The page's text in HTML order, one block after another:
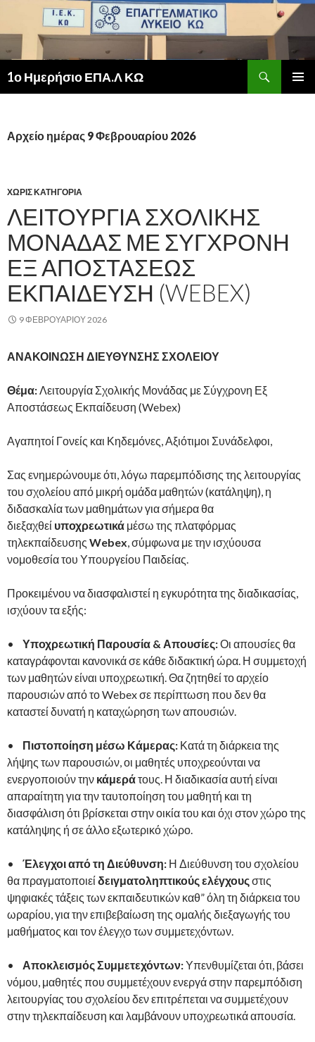
1ο Ημερήσιο ΕΠΑ.Λ ΚΩ
Αρχείο ημέρας 9 Φεβρουαρίου 2026
ΧΩΡΊΣ ΚΑΤΗΓΟΡΊΑ
ΛΕΙΤΟΥΡΓΊΑ ΣΧΟΛΙΚΉΣ
ΜΟΝΆΔΑΣ ΜΕ ΣΎΓΧΡΟΝΗ
ΕΞ ΑΠΟΣΤΆΣΕΩΣ
ΕΚΠΑΊΔΕΥΣΗ (WEBEX)
9 ΦΕΒΡΟΥΑΡΊΟΥ 2026
ΑΝΑΚΟΙΝΩΣΗ ΔΙΕΥΘΥΝΣΗΣ ΣΧΟΛΕΙΟΥ
Θέμα:Λειτουργία Σχολικής Μονάδας με Σύγχρονη Εξ
Αποστάσεως Εκπαίδευση (Webex)
Αγαπητοί Γονείς και Κηδεμόνες, Αξιότιμοι Συνάδελφοι,
Σας ενημερώνουμε ότι, λόγω παρεμπόδισης της λειτουργίας
του σχολείου από μικρή ομάδα μαθητών (κατάληψη), η
διδασκαλία των μαθημάτων για σήμερα θα
διεξαχθεί υποχρεωτικά μέσω της πλατφόρμας
τηλεκπαίδευσης Webex, σύμφωνα με την ισχύουσα
νομοθεσία του Υπουργείου Παιδείας.
Προκειμένου να διασφαλιστεί η εγκυρότητα της διαδικασίας,
ισχύουν τα εξής:
• Υποχρεωτική Παρουσία & Απουσίες:Οι απουσίες θα
καταγράφονται κανονικά σε κάθε διδακτική ώρα. Η συμμετοχή
των μαθητών είναι υποχρεωτική. Θα ζητηθεί το αρχείο
παρουσιών από τοWebexσε περίπτωση που δεν θα
καταστεί δυνατή η καταχώρηση των απουσιών.
• Πιστοποίηση μέσω Κάμερας: Κατά τη διάρκεια της
λήψης των παρουσιών, οι μαθητές υποχρεούνται να
ενεργοποιούν την κάμεράτους. Η διαδικασία αυτή είναι
απαραίτητη για την ταυτοποίηση του μαθητή και τη
διασφάλιση ότι βρίσκεται στην οικία του και όχι στον χώρο της
κατάληψης ή σε άλλο εξωτερικό χώρο.
• Έλεγχοι από τη Διεύθυνση: Η Διεύθυνση του σχολείου
θα πραγματοποιείδειγματοληπτικούς ελέγχουςστις
ψηφιακές τάξεις των εκπαιδευτικών καθ” όλη τη διάρκεια του
ωραρίου, για την επιβεβαίωση της ομαλής διεξαγωγής του
μαθήματος και τον έλεγχο των συμμετεχόντων.
• Αποκλεισμός Συμμετεχόντων:Υπενθυμίζεται ότι, βάσει
νόμου, μαθητές που συμμετέχουν ενεργά στην παρεμπόδιση
λειτουργίας του σχολείου δεν επιτρέπεται να συμμετέχουν
στην τηλεκπαίδευση και λαμβάνουν υποχρεωτικά απουσία.